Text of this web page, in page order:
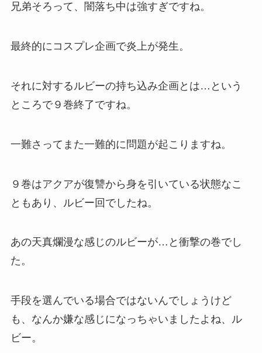
兄弟そろって、闇落ち中は強すぎですね。
最終的にコスプレ企画で炎上が発生。
それに対するルビーの持ち込み企画とは…という
ところで９巻終了ですね。
一難さってまた一難的に問題が起こりますね。
９巻はアクアが復讐から身を引いている状態なこ
ともあり、ルビー回でしたね。
あの天真爛漫な感じのルビーが…と衝撃の巻でし
た。
手段を選んでいる場合ではないんでしょうけど
も、なんか嫌な感じになっちゃいましたよね、ル
ビー。